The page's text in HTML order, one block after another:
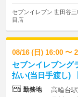
セブンイレブン 世田谷
目店
08/16 (日) 16:00 〜
セブンイレブング
払い(当日手渡し)
勤務地
高輪台